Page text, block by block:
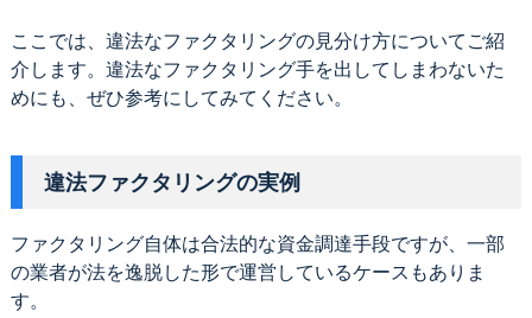
ここでは、違法なファクタリングの見分け方についてご紹
介します。違法なファクタリング手を出してしまわないた
めにも、ぜひ参考にしてみてください。
違法ファクタリングの実例
ファクタリング自体は合法的な資金調達手段ですが、一部
の業者が法を逸脱した形で運営しているケースもありま
す。